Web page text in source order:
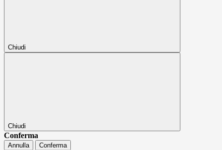
Chiudi
Chiudi
Conferma
Annulla Conferma